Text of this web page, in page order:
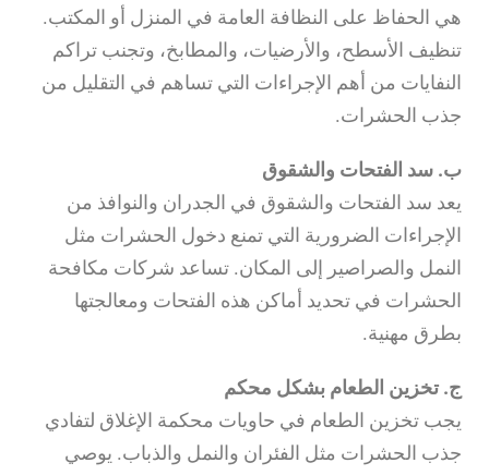
هي الحفاظ على النظافة العامة في المنزل أو المكتب.
تنظيف الأسطح، والأرضيات، والمطابخ، وتجنب تراكم
النفايات من أهم الإجراءات التي تساهم في التقليل من
جذب الحشرات.
ب. سد الفتحات والشقوق
يعد سد الفتحات والشقوق في الجدران والنوافذ من
الإجراءات الضرورية التي تمنع دخول الحشرات مثل
النمل والصراصير إلى المكان. تساعد شركات مكافحة
الحشرات في تحديد أماكن هذه الفتحات ومعالجتها
بطرق مهنية.
ج. تخزين الطعام بشكل محكم
يجب تخزين الطعام في حاويات محكمة الإغلاق لتفادي
جذب الحشرات مثل الفئران والنمل والذباب. يوصي